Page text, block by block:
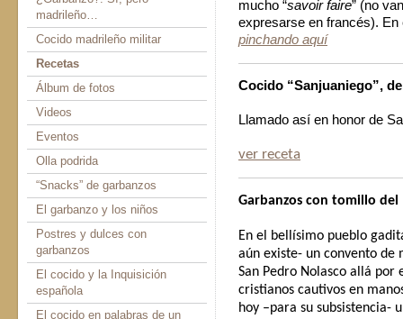
madrileño…
Cocido madrileño militar
Recetas
Álbum de fotos
Videos
Eventos
Olla podrida
“Snacks” de garbanzos
El garbanzo y los niños
Postres y dulces con
garbanzos
El cocido y la Inquisición
española
El cocido en palabras de un
mucho “savoir faire” (no
expresarse en francés).
pinchando aquí
Cocido “Sanjuaniego”,
Llamado así en honor de
ver receta
Garbanzos con tomillo
En el bellísimo pueblo
aún existe- un convento de
San Pedro Nolasco allá
cristianos cautivos en
hoy –para su subsistencia-